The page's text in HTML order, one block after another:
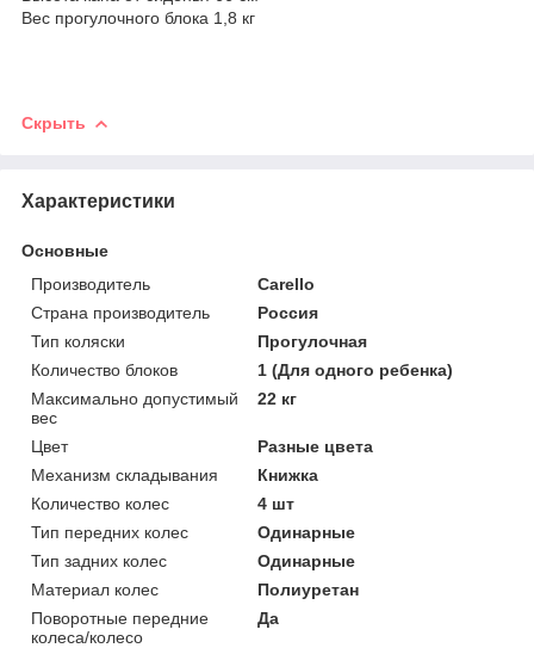
Вес прогулочного блока 1,8 кг
Скрыть
Характеристики
Основные
Производитель
Carello
Страна производитель
Россия
Тип коляски
Прогулочная
Количество блоков
1 (Для одного ребенка)
Максимально допустимый
вес
22 кг
Цвет
Разные цвета
Механизм складывания
Книжка
Количество колес
4 шт
Тип передних колес
Одинарные
Тип задних колес
Одинарные
Материал колес
Полиуретан
Поворотные передние
колеса/колесо
Да